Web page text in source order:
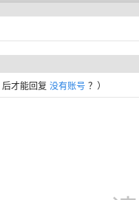
后才能回复 没有账号 ？）